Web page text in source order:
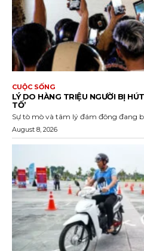
CUỘC SỐNG
LÝ DO HÀNG TRIỆU NGƯỜI BỊ
TỐ’
Sự tò mò và tâm lý đám đông đang
August 8, 2026